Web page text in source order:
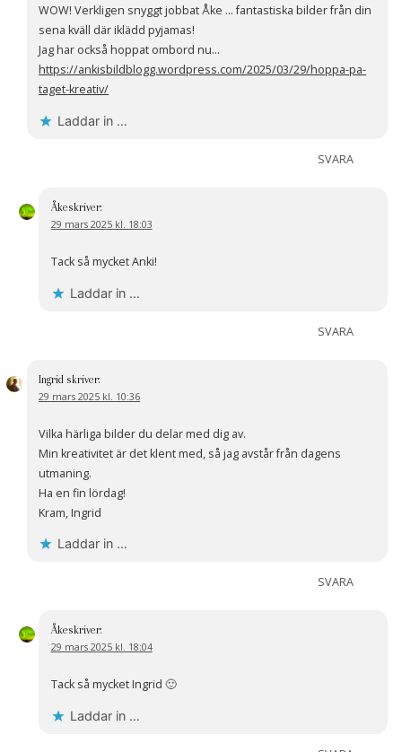
WOW! Verkligen snyggt jobbat Åke … fantastiska bilder från din
sena kväll där iklädd pyjamas!
Jag har också hoppat ombord nu…
https://ankisbildblogg.wordpress.com/2025/03/29/hoppa-pa-
taget-kreativ/
Laddar in …
SVARA
Åkeskriver:
29 mars 2025 kl. 18:03
Tack så mycket Anki!
Laddar in …
SVARA
Ingrid skriver:
29 mars 2025 kl. 10:36
Vilka härliga bilder du delar med dig av.
Min kreativitet är det klent med, så jag avstår från dagens
utmaning.
Ha en fin lördag!
Kram, Ingrid
Laddar in …
SVARA
Åkeskriver:
29 mars 2025 kl. 18:04
Tack så mycket Ingrid 🙂
Laddar in …